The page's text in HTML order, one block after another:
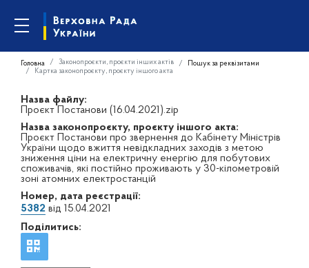
Головна Законопроєкти, проєкти інших актів
Пошук за реквізитами
Картка законопроєкту, проєкту іншого акта
Назва файлу:
Проєкт Постанови (16.04.2021).zip
Назва законопроєкту, проєкту іншого акта:
Проєкт Постанови про звернення до Кабінету Міністрів
України щодо вжиття невідкладних заходів з метою
зниження ціни на електричну енергію для побутових
споживачів, які постійно проживають у 30-кілометровій
зоні атомних електростанцій
Номер, дата реєстрації:
5382 від 15.04.2021
Поділитись: